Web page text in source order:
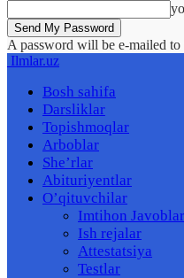
A password will be e-mailed to
Ilmlar.uz
Bosh sahifa
Darsliklar
Topishmoqlar
Arboblar
She’rlar
Abituriyentlar
O’qituvchilar
Imtihon
Ish rejalar
Attestatsiya
Testlar